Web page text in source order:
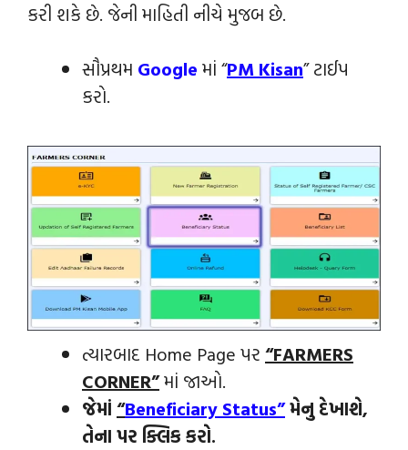
કરી શકે છે. જેની માહિતી નીચે મુજબ છે.
સૌપ્રથમ Google માં “PM Kisan” ટાઈપ
કરો.
ત્યારબાદ Home Page પર “FARMERS
CORNER”માં જાઓ.
જેમાં “Beneficiary Status”મેનુ દેખાશે,
તેના પર ક્લિક કરો.